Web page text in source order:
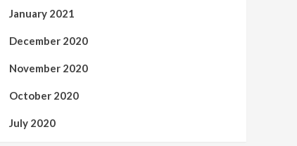
January 2021
December 2020
November 2020
October 2020
July 2020